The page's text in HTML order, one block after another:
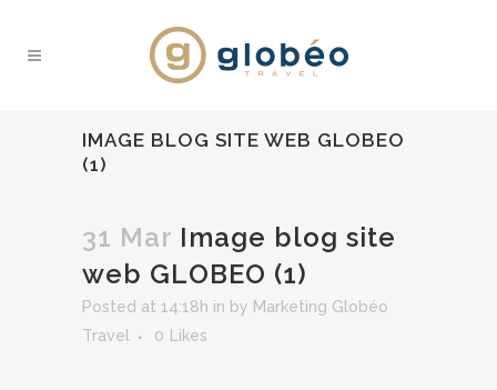
IMAGE BLOG SITE WEB GLOBEO
(1)
31 Mar Image blog site
web GLOBEO (1)
Posted at 14:18h in by Marketing Globéo
Travel
0 Likes